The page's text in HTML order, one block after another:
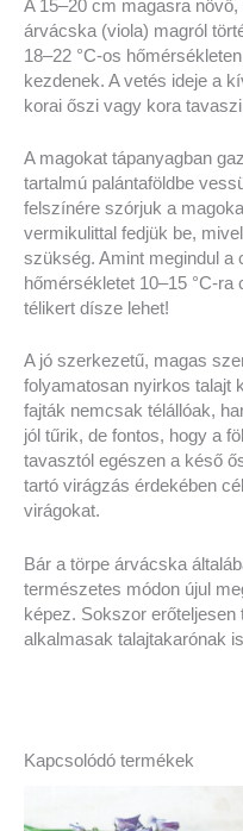
A 15–20 cm magasra
árvácska (viola) magról
18–22 °C-os
kezdenek. A vetés ideje a
korai őszi vagy kora
A magokat tápanyagban
tartalmú palántaföldbe
felszínére szórjuk a
vermikulittal fedjük be,
szükség. Amint megindul a
hőmérsékletet 10–15 °C-
télikert dísze lehet!
A jó szerkezetű, magas
folyamatosan nyirkos talajt
fajták nemcsak télállóak,
jól tűrik, de fontos, hogy a
tavasztól egészen a késő
tartó virágzás érdekében
virágokat.
Bár a törpe árvácska
természetes módon újul
képez. Sokszor erőteljesen
alkalmasak talajtakarónak
Kapcsolódó termékek